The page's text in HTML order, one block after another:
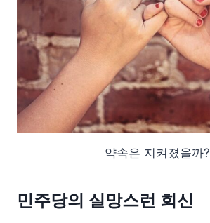
약속은 지켜졌을까?
민주당의 실망스런 회신